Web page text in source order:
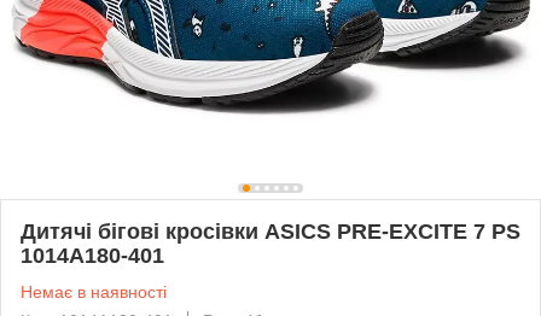
Дитячі бігові кросівки ASICS PRE-EXCITE 7 PS
1014A180-401
Немає в наявності